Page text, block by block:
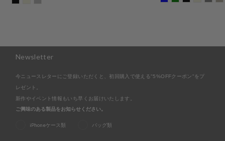
Newsletter
今ニュースレターにご登録いただくと、初回購入で使える"5%OFFクーポン"をプ
レゼント。
新作やイベント情報もいち早くお届けいたします。
ご興味のある製品をお知らせください。
iPhoneケース類 バッグ類